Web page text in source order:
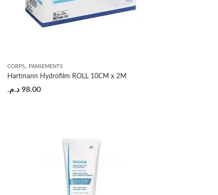
CORPS, PANSEMENTS
Hartmann Hydrofilm ROLL 10CM x 2M
98.00 د.م.